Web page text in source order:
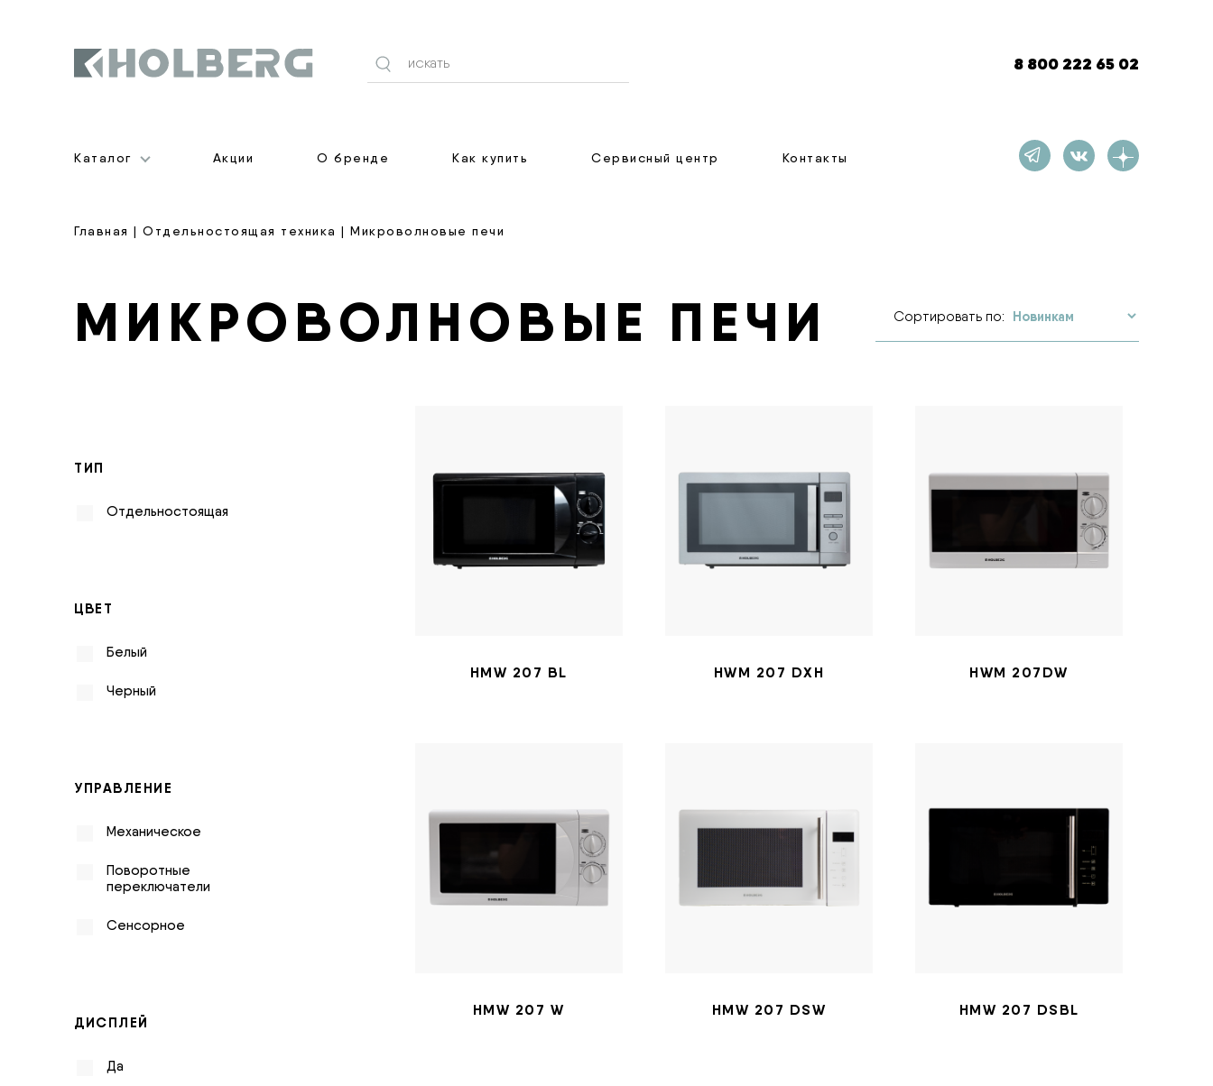
8 800 222 65 02
Каталог Акции О бренде Как купить Сервисный центр Контакты
Главная | Отдельностоящая техника | Микроволновые печи
МИКРОВОЛНОВЫЕ ПЕЧИ
ТИП
Отдельностоящая
ЦВЕТ
Белый
Черный
УПРАВЛЕНИЕ
Механическое
Поворотные
переключатели
Сенсорное
ДИСПЛЕЙ
Да
Сортировать по:
HMW 207 BL HWM 207 DXH HWM 207DW
HMW 207 W HMW 207 DSW HMW 207 DSBL